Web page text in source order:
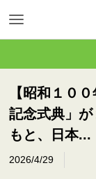
【昭和１０
記念式典」
もと、日本...
2026/4/29